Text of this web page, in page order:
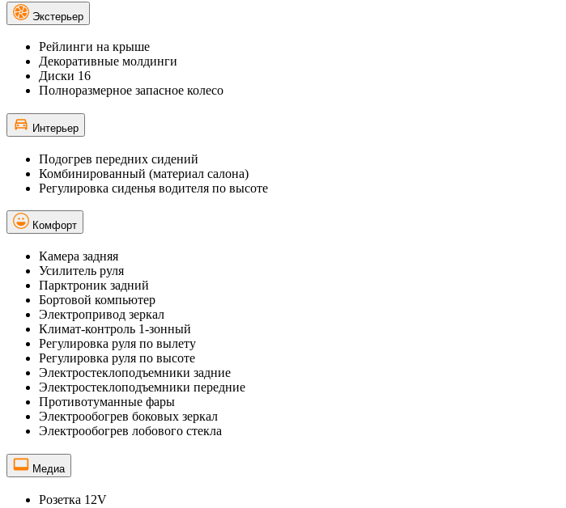
Экстерьер
Рейлинги на крыше
Декоративные молдинги
Диски 16
Полноразмерное запасное колесо
Интерьер
Подогрев передних сидений
Комбинированный (материал салона)
Регулировка сиденья водителя по высоте
Комфорт
Камера задняя
Усилитель руля
Парктроник задний
Бортовой компьютер
Электропривод зеркал
Климат-контроль 1-зонный
Регулировка руля по вылету
Регулировка руля по высоте
Электростеклоподъемники задние
Электростеклоподъемники передние
Противотуманные фары
Электрообогрев боковых зеркал
Электрообогрев лобового стекла
Медиа
Розетка 12V